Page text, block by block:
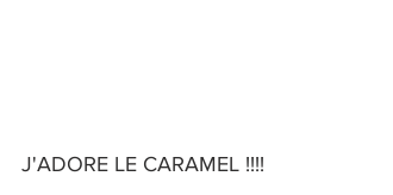
J'ADORE LE CARAMEL !!!!